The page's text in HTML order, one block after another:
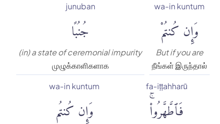
wa-in kuntum
وَإِن كُنتُمْ
But if you are
நீங்கள் இருந்தால்
junuban
جُنُبًا
(in) a state of ceremonial impurity
முழுக்காளிகளாக
fa-iṭṭahharū
فَٱطَّهَّرُوا۟ۚ
wa-in kuntum
وَإِن كُنتُم